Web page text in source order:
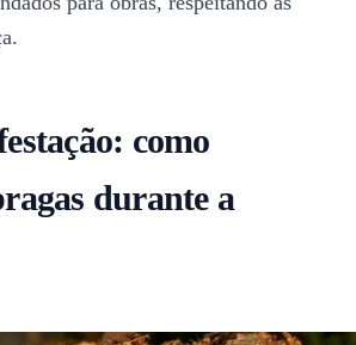
como
durante a